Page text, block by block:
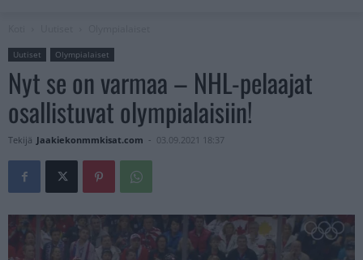
Uutiset Olympialaiset
Nyt se on varmaa – NHL-pelaajat
osallistuvat olympialaisiin!
Tekijä Jaakiekonmmkisat.com - 03.09.2021 18:37